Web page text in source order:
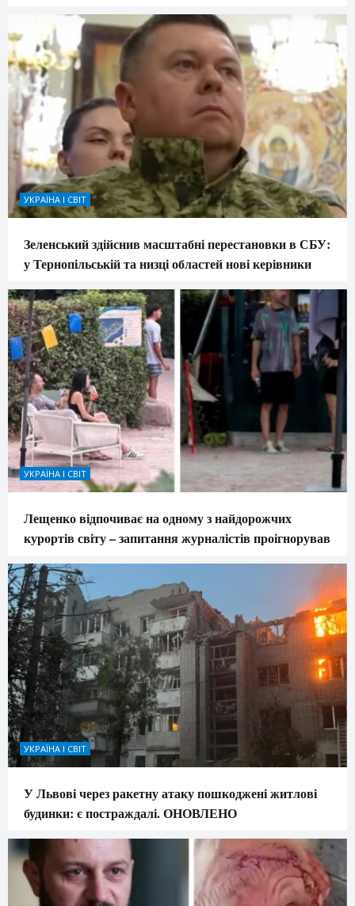
УКРАЇНА І СВІТ
Зеленський здійснив масштабні перестановки в СБУ:
у Тернопільській та низці областей нові керівники
УКРАЇНА І СВІТ
Лещенко відпочиває на одному з найдорожчих
курортів світу – запитання журналістів проігнорував
УКРАЇНА І СВІТ
У Львові через ракетну атаку пошкоджені житлові
будинки: є постраждалі. ОНОВЛЕНО